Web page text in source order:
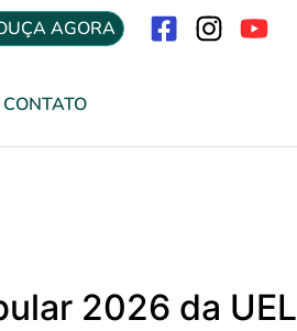
AGORA
CONTATO
2026 da UEL